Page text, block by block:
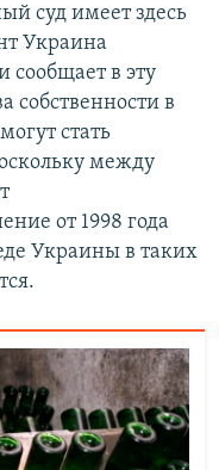
суд имеет здесь
Украина
сообщает в эту
собственности в
стать
между
от 1998 года
Украины в таких